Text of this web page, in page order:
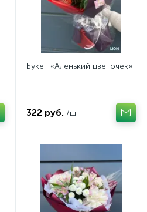
Букет «Аленький цветочек»
322 руб. /шт